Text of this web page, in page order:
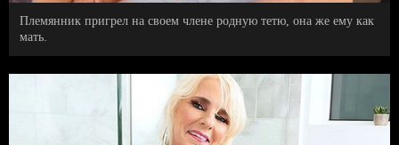
Племянник пригрел на своем члене родную тетю, она же ему как
мать.